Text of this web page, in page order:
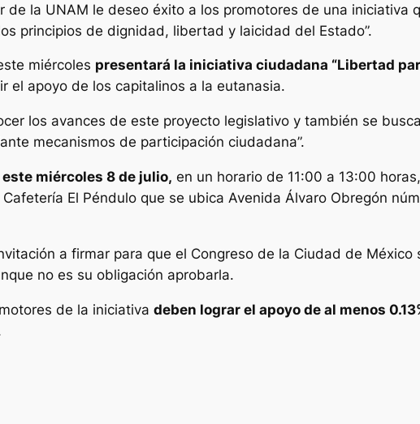
la UNAM le deseo éxito a los promotores de una iniciativa
principios de dignidad, libertad y laicidad del Estado”.
miércoles presentará la iniciativa ciudadana “Libertad
el apoyo de los capitalinos a la eutanasia.
los avances de este proyecto legislativo y también se
mecanismos de participación ciudadana”.
miércoles 8 de julio, en un horario de 11:00 a 13:00
El Péndulo que se ubica Avenida Álvaro Obregón
a firmar para que el Congreso de la Ciudad de
no es su obligación aprobarla.
de la iniciativa deben lograr el apoyo de al menos